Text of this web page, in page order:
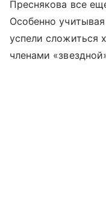
Преснякова все
Особенно
успели сложиться
членами